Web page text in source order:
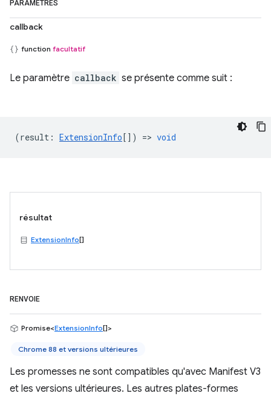
PARAMÈTRES
callback
function facultatif
Le paramètre callback se présente comme suit :
(result : ExtensionInfo[]) => void
résultat
ExtensionInfo[]
RENVOIE
Promise<ExtensionInfo[]>
Chrome 88 et versions ultérieures
Les promesses ne sont compatibles qu'avec Manifest V3
et les versions ultérieures. Les autres plates-formes